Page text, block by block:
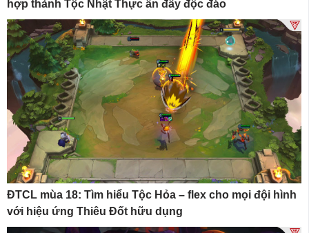
hợp thành Tộc Nhật Thực ẩn đầy độc đáo
ĐTCL mùa 18: Tìm hiểu Tộc Hỏa – flex cho mọi đội hình
với hiệu ứng Thiêu Đốt hữu dụng